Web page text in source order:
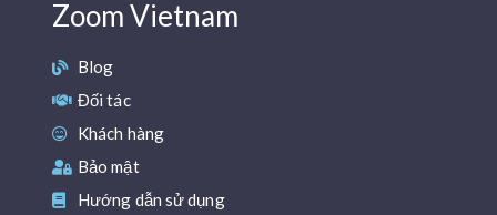
Zoom Vietnam
Blog
Đối tác
Khách hàng
Bảo mật
Hướng dẫn sử dụng